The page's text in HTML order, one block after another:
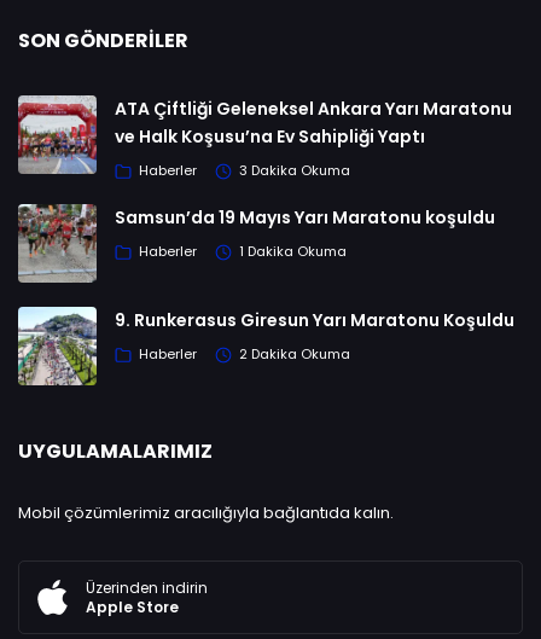
SON GÖNDERILER
ATA Çiftliği Geleneksel Ankara Yarı Maratonu
ve Halk Koşusu’na Ev Sahipliği Yaptı
Haberler 3 Dakika Okuma
Samsun’da 19 Mayıs Yarı Maratonu koşuldu
Haberler 1 Dakika Okuma
9. Runkerasus Giresun Yarı Maratonu Koşuldu
Haberler 2 Dakika Okuma
UYGULAMALARIMIZ
Mobil çözümlerimiz aracılığıyla bağlantıda kalın.
Üzerinden indirin
Apple Store